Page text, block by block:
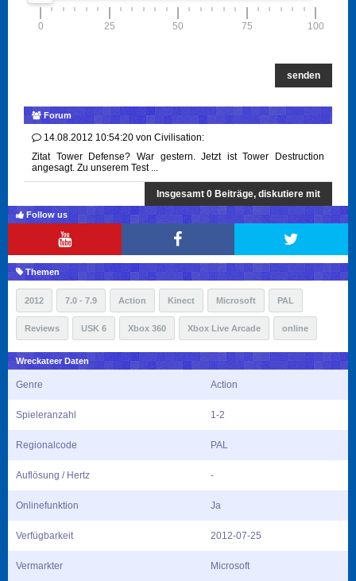
0 25 50 75 100
senden
Forum
14.08.2012 10:54:20 von Civilisation:
Zitat Tower Defense? War gestern. Jetzt ist Tower Destruction
angesagt. Zu unserem Test ...
Insgesamt 0 Beiträge, diskutiere mit
Follow us
Themen
2012 7.0 - 7.9 Action Kinect Microsoft PAL
Reviews USK 6 Xbox 360 Xbox Live Arcade online
Wreckateer Daten
Genre Action
Spieleranzahl 1-2
Regionalcode PAL
Auflösung / Hertz -
Onlinefunktion Ja
Verfügbarkeit 2012-07-25
Vermarkter Microsoft